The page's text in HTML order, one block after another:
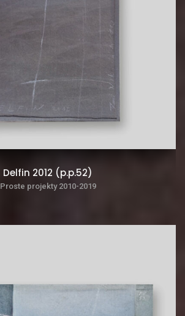
Delfin 2012 (p.p.52)
Proste projekty 2010-2019